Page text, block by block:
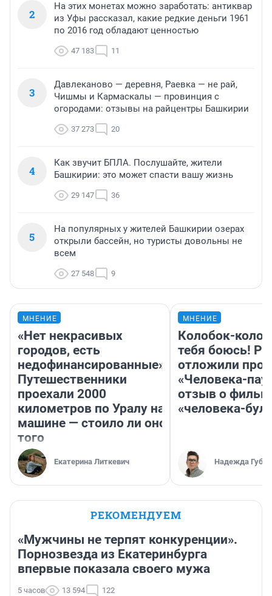
2
На этих монетах можно заработать: антиквар
из Уфы рассказал, какие редкие деньги 1961
по 2016 год обладают ценностью
47 183 11
3
Давлеканово — деревня, Раевка — не рай,
Чишмы и Кармаскалы — провинция с
огородами: отзывы на райцентры Башкирии
37 273 20
4
Как звучит БПЛА. Послушайте, жители
Башкирии: это может спасти вашу жизнь
29 147 36
5
На популярных у жителей Башкирии озерах
открыли бассейн, но туристы довольны не
всем
27 548 9
МНЕНИЕ
«Нет некрасивых
городов, есть
недофинансированные».
Путешественники
проехали 2000
километров по Уралу на
машине — стоило ли оно
того
Екатерина Литкевич
МНЕНИЕ
Колобок-
тебя боюсь!
отложили
«Человека-
отзыв о
«человека-
Надежда
РЕКОМЕНДУЕМ
«Мужчины не терпят конкуренции».
Порнозвезда из Екатеринбурга
впервые показала своего мужа
5 часов 13 594 122